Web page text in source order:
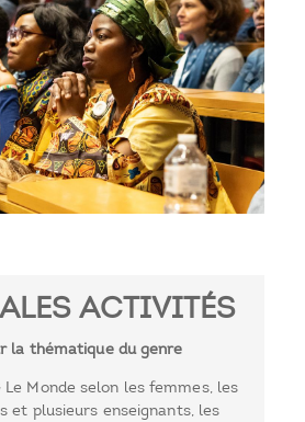
ACTIVITÉS
la thématique du genre
Monde selon les femmes, les
et plusieurs enseignants, les